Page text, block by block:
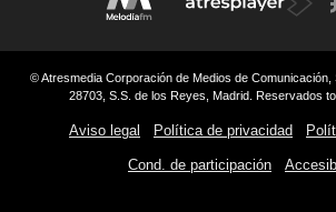
© Atresmedia Corporación de Medios de Comunicación,
28703, S.S. de los Reyes, Madrid. Reservados
Aviso legal Política de privacidad
Cond. de participación